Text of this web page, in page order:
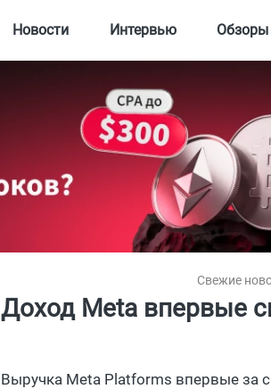
Новости Интервью Обзоры
Свежие
Доход Meta впервые
Выручка Meta Platforms впервые за